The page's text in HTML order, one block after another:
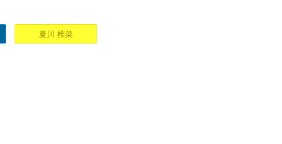
夏川 椎菜